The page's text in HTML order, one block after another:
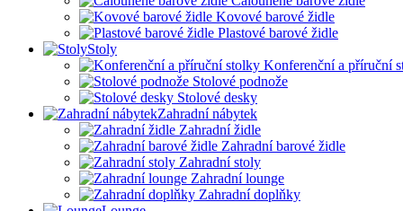
Kovové barové židle
Plastové barové židle
Stoly
Konferenční a příruční
Stolové podnože
Stolové desky
Zahradní nábytek
Zahradní židle
Zahradní barové židle
Zahradní stoly
Zahradní lounge
Zahradní doplňky